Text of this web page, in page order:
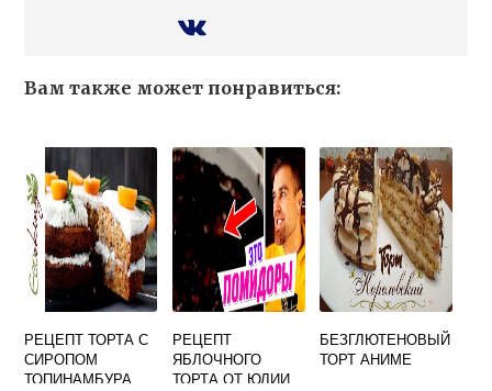
Вам также может понравиться:
РЕЦЕПТ ТОРТА С
СИРОПОМ
ТОПИНАМБУРА
РЕЦЕПТ
ЯБЛОЧНОГО
ТОРТА ОТ ЮЛИИ
БЕЗГЛЮТЕНОВЫЙ
ТОРТ АНИМЕ